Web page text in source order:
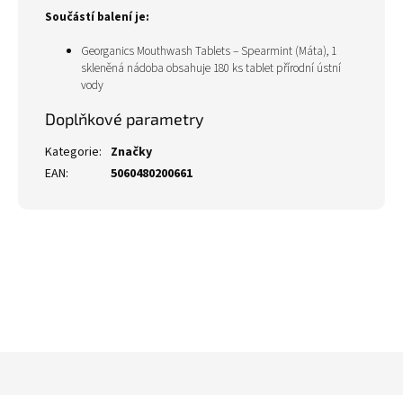
Součástí balení je:
Georganics Mouthwash Tablets – Spearmint (Máta), 1
skleněná nádoba obsahuje 180 ks tablet přírodní ústní
vody
Doplňkové parametry
Kategorie: Značky
EAN: 5060480200661